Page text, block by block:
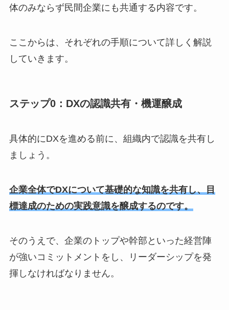
体のみならず民間企業にも共通する内容です。
ここからは、それぞれの手順について詳しく解説
していきます。
ステップ0：DXの認識共有・機運醸成
具体的にDXを進める前に、組織内で認識を共有し
ましょう。
企業全体でDXについて基礎的な知識を共有し、目
標達成のための実践意識を醸成するのです。
そのうえで、企業のトップや幹部といった経営陣
が強いコミットメントをし、リーダーシップを発
揮しなければなりません。